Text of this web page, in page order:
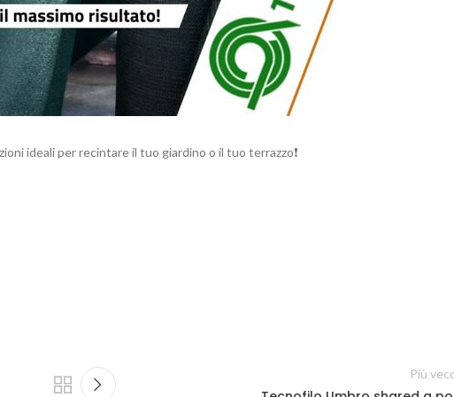
ideali per recintare il tuo giardino o il tuo terrazzo❗️
Più